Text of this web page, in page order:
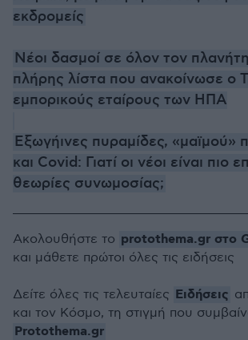
εκδρομείς
Νέοι δασμοί σε όλον τον
πλήρης λίστα που ανακοίνωσε ο
εμπορικούς εταίρους των ΗΠΑ
Εξωγήινες πυραμίδες, «μαϊμού»
και Covid: Γιατί οι νέοι είναι πιο
θεωρίες συνωμοσίας;
Ακολουθήστε το protothema.gr στο
και μάθετε πρώτοι όλες τις ειδήσεις
Δείτε όλες τις τελευταίες Ειδήσεις
και τον Κόσμο, τη στιγμή που
Protothema.gr